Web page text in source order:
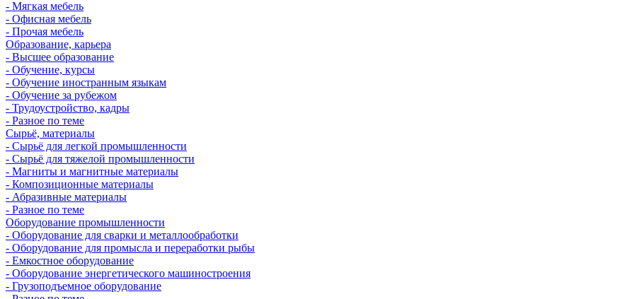
- Мягкая мебель
- Офисная мебель
- Прочая мебель
Образование, карьера
- Высшее образование
- Обучение, курсы
- Обучение иностранным языкам
- Обучение за рубежом
- Трудоустройство, кадры
- Разное по теме
Сырьё, материалы
- Сырьё для легкой промышленности
- Сырьё для тяжелой промышленности
- Магниты и магнитные материалы
- Композиционные материалы
- Абразивные материалы
- Разное по теме
Оборудование промышленности
- Оборудование для сварки и металлообработки
- Оборудование для промысла и переработки рыбы
- Емкостное оборудование
- Оборудование энергетического машиностроения
- Грузоподъемное оборудование